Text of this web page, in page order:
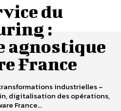
du
:
agnostique
France
industrielles –
digitalisation des opérations,
France...